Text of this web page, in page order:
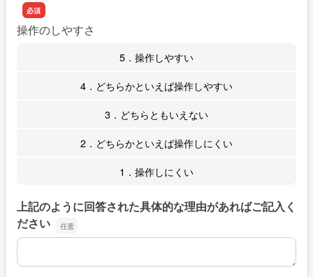
操作のしやすさ
5．操作しやすい
4．どちらかといえば操作しやすい
3．どちらともいえない
2．どちらかといえば操作しにくい
1．操作しにくい
上記のように回答された具体的な理由があればご記入く
ださい
上記のように回答された具体的な理由があればご記入くだ